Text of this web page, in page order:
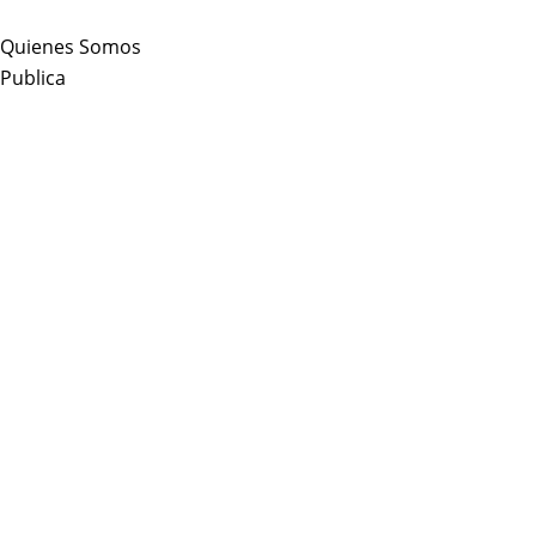
to
content
Quienes Somos
Publica